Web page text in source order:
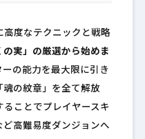
高度なテクニックと戦略
の実」の厳選から始めま
の能力を最大限に引き
魂の紋章」を全て解放
ることでプレイヤースキ
高難易度ダンジョンへ